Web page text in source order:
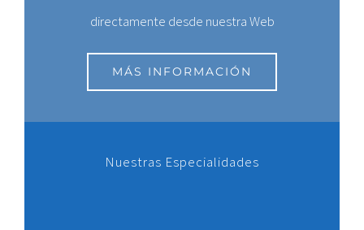
directamente desde nuestra Web
MÁS INFORMACIÓN
Nuestras Especialidades